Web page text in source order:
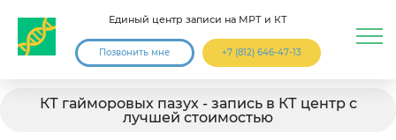
Единый центр записи на МРТ и КТ
Позвонить мне +7 (812) 646-47-13
КТ гайморовых пазух - запись в КТ центр с
лучшей стоимостью